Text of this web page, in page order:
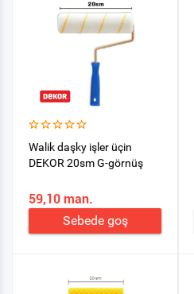
Walik daşky işler üçin
DEKOR 20sm G-görnüş
59,10 man.
Sebede goş